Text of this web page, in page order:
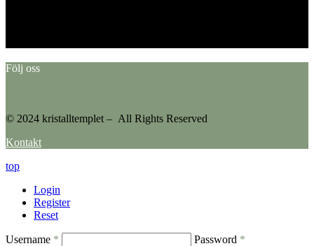
Följ oss
© 2024 kristalltemplet – All Rights Reserved
Kontakt
top
Login
Register
Reset
Username * Password *